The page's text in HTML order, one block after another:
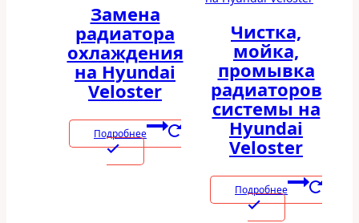
Замена
радиатора
охлаждения
на Hyundai
Veloster
Подробнее
Чистка,
мойка,
промывка
радиаторов
системы на
Hyundai
Veloster
Подробнее